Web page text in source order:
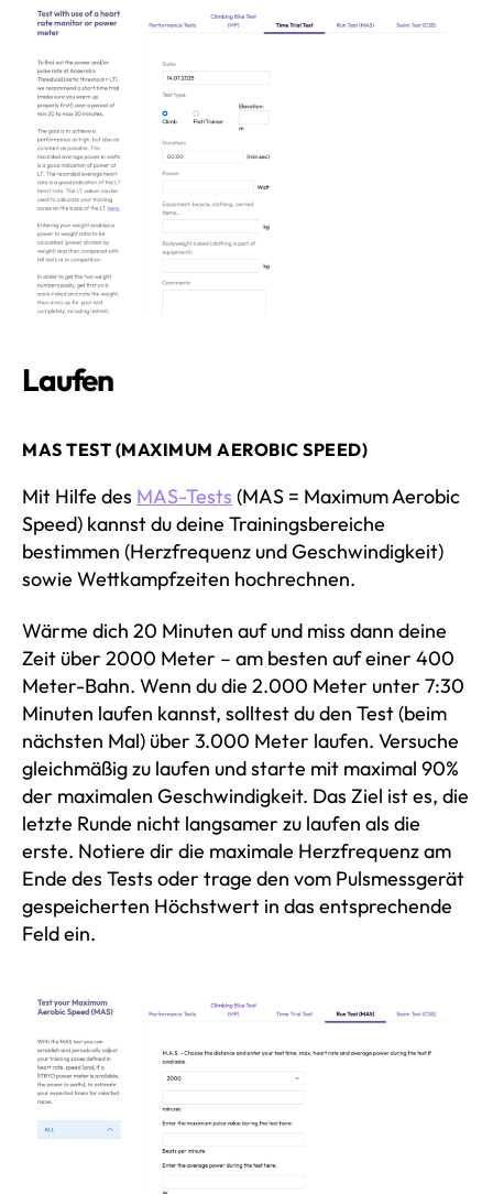
Laufen
MAS TEST (MAXIMUM AEROBIC SPEED)
Mit Hilfe des MAS-Tests (MAS = Maximum Aerobic
Speed) kannst du deine Trainingsbereiche
bestimmen (Herzfrequenz und Geschwindigkeit)
sowie Wettkampfzeiten hochrechnen.
Wärme dich 20 Minuten auf und miss dann deine
Zeit über 2000 Meter – am besten auf einer 400
Meter-Bahn. Wenn du die 2.000 Meter unter 7:30
Minuten laufen kannst, solltest du den Test (beim
nächsten Mal) über 3.000 Meter laufen. Versuche
gleichmäßig zu laufen und starte mit maximal 90%
der maximalen Geschwindigkeit. Das Ziel ist es, die
letzte Runde nicht langsamer zu laufen als die
erste. Notiere dir die maximale Herzfrequenz am
Ende des Tests oder trage den vom Pulsmessgerät
gespeicherten Höchstwert in das entsprechende
Feld ein.